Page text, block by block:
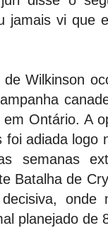
jamais vi que
Wilkinson
Ontário. A
foi adiada logo
semanas
Batalha de
decisiva,
planejado de